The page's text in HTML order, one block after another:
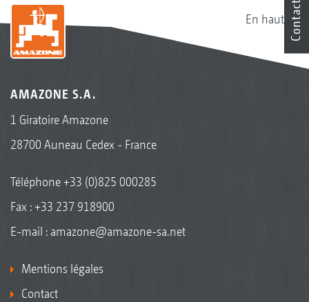
En haut
AMAZONE S.A.
1 Giratoire Amazone
28700 Auneau Cedex - France
Téléphone+33 (0)825 000285
Fax : +33 237 918900
E-mail : amazone@amazone-sa.net
Mentions légales
Contact
Contact